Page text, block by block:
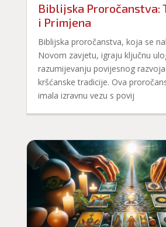
Biblijska Proročanstva:
i Primjena
Biblijska proročanstva, koja se
Novom zavjetu, igraju ključnu
razumijevanju povijesnog
kršćanske tradicije. Ova
imala izravnu vezu s povij